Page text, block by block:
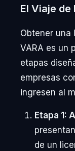
El Viaje de
Obtener una
VARA es un
etapas
empresas
ingresen al
Etapa 1:
de un